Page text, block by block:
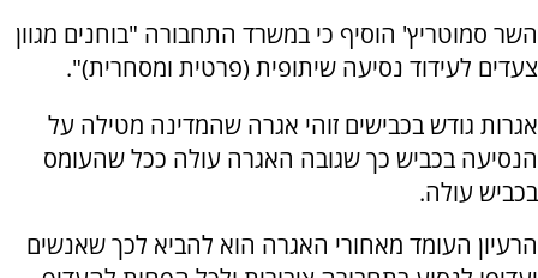
השר סמוטריץ' הוסיף כי במשרד התחבורה "בוחנים מגוון
צעדים לעידוד נסיעה שיתופית (פרטית ומסחרית)".
אגרות גודש בכבישים זוהי אגרה שהמדינה מטילה על
הנסיעה בכביש כך שגובה האגרה עולה ככל שהעומס
בכביש עולה.
הרעיון העומד מאחורי האגרה הוא להביא לכך שאנשים